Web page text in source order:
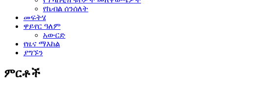
የኬብል ሰንሰለት
መፍትሄ
ዋይየር ዓለም
አውርድ
የዜና ማእከል
ያግኙን
ምርቶች